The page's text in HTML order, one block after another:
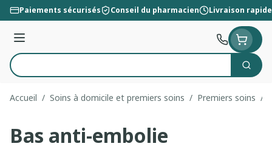
Aller au contenu
Paiements sécurisés Conseil du pharmacien Livraison rapide
Menu
Rechercher
Accueil / Soins à domicile et premiers soins / Premiers soins /
Bas anti-embolie